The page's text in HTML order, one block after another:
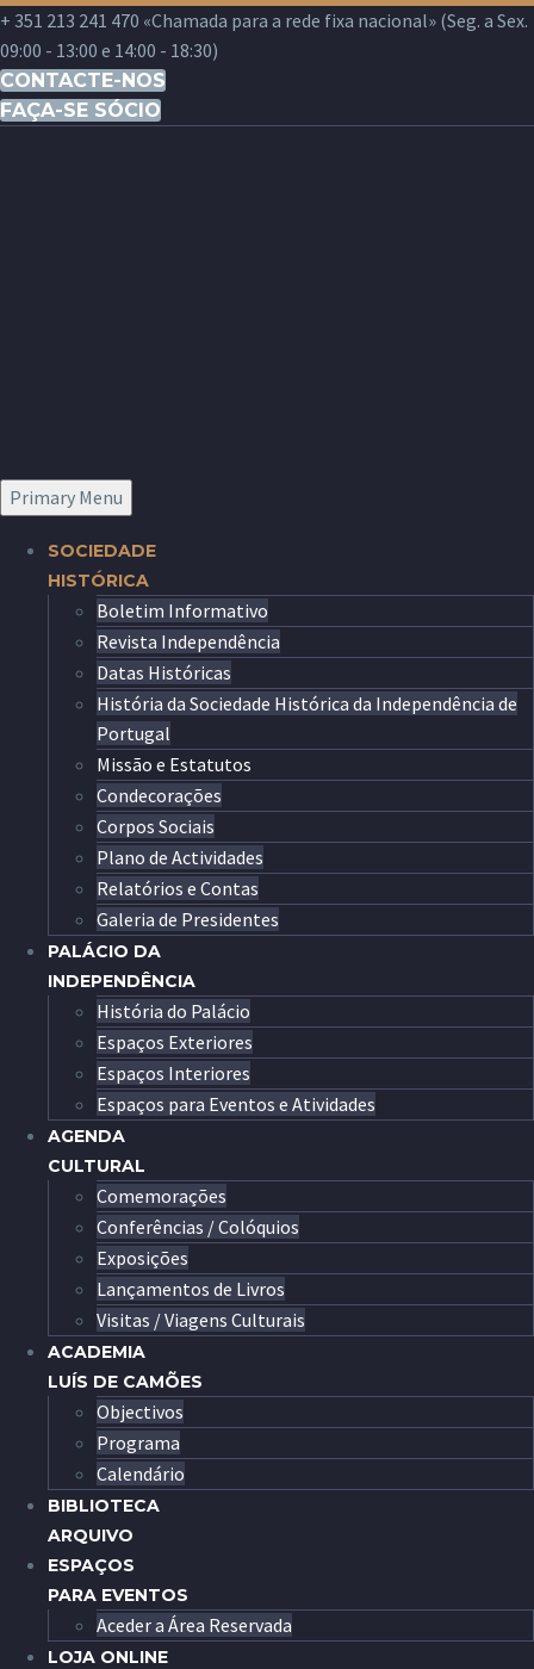
+ 351 213 241 470 «Chamada para a rede fixa nacional» (Seg. a Sex.
09:00 - 13:00 e 14:00 - 18:30)
CONTACTE-NOS
FAÇA-SE SÓCIO
Primary Menu
SOCIEDADE
HISTÓRICA
Boletim Informativo
Revista Independência
Datas Históricas
História da Sociedade Histórica da Independência de
Portugal
Missão e Estatutos
Condecorações
Corpos Sociais
Plano de Actividades
Relatórios e Contas
Galeria de Presidentes
PALÁCIO DA
INDEPENDÊNCIA
História do Palácio
Espaços Exteriores
Espaços Interiores
Espaços para Eventos e Atividades
AGENDA
CULTURAL
Comemorações
Conferências / Colóquios
Exposições
Lançamentos de Livros
Visitas / Viagens Culturais
ACADEMIA
LUÍS DE CAMÕES
Objectivos
Programa
Calendário
BIBLIOTECA
ARQUIVO
ESPAÇOS
PARA EVENTOS
Aceder a Área Reservada
LOJA ONLINE